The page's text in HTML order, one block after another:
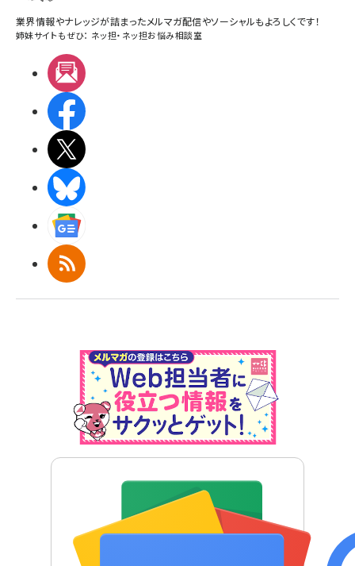
業界情報やナレッジが詰まったメルマガ配信やソーシャルもよろしくです！
姉妹サイトもぜひ： ネッ担・ ネッ担お悩み相談室
RSS